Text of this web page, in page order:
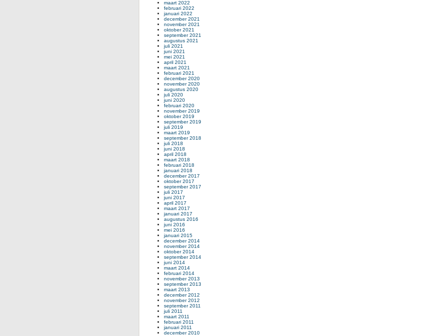
maart 2022
februari 2022
januari 2022
december 2021
november 2021
oktober 2021
september 2021
augustus 2021
juli 2021
juni 2021
mei 2021
april 2021
maart 2021
februari 2021
december 2020
november 2020
augustus 2020
juli 2020
juni 2020
februari 2020
november 2019
oktober 2019
september 2019
juli 2019
maart 2019
september 2018
juli 2018
juni 2018
april 2018
maart 2018
februari 2018
januari 2018
december 2017
oktober 2017
september 2017
juli 2017
juni 2017
april 2017
maart 2017
januari 2017
augustus 2016
juni 2016
mei 2016
januari 2015
december 2014
november 2014
oktober 2014
september 2014
juni 2014
maart 2014
februari 2014
november 2013
september 2013
maart 2013
december 2012
november 2012
september 2011
juli 2011
maart 2011
februari 2011
januari 2011
december 2010